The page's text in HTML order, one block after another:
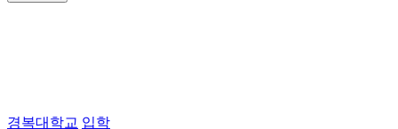
경복대학교 입학